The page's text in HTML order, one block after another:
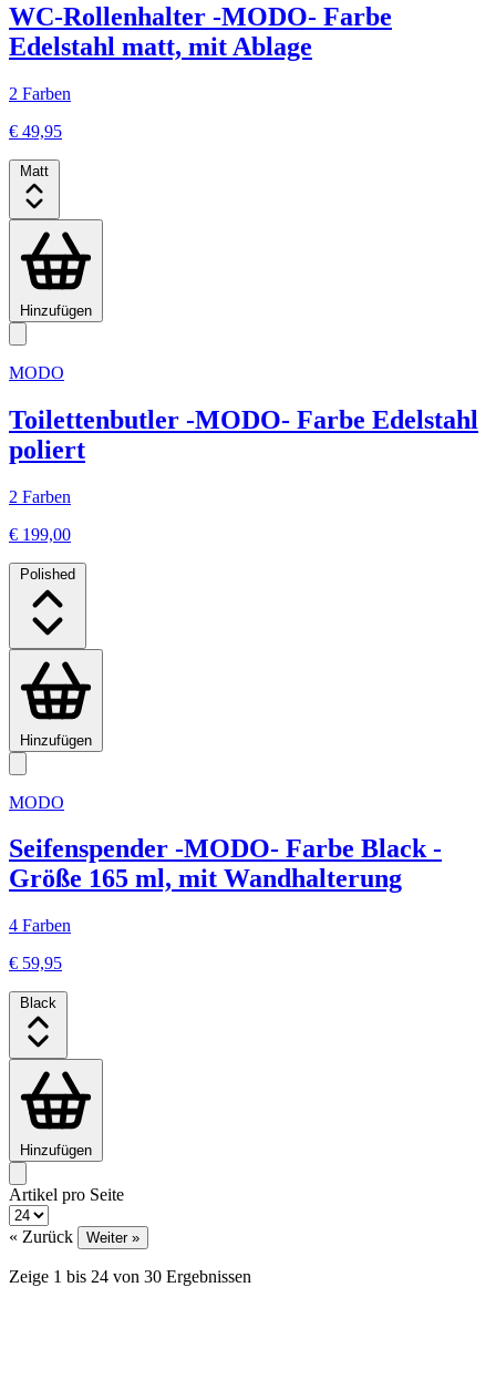
WC-Rollenhalter -MODO- Farbe
Edelstahl matt, mit Ablage
2 Farben
€ 49,95
Matt
Hinzufügen
MODO
Toilettenbutler -MODO- Farbe Edelstahl
poliert
2 Farben
€ 199,00
Polished
Hinzufügen
MODO
Seifenspender -MODO- Farbe Black -
Größe 165 ml, mit Wandhalterung
4 Farben
€ 59,95
Black
Hinzufügen
Artikel pro Seite
« Zurück Weiter »
Zeige 1 bis 24 von 30 Ergebnissen